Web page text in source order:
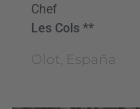
Chef
Les Cols **
Olot, España